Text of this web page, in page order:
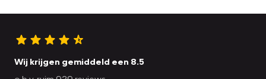
Wij krijgen gemiddeld een 8.5